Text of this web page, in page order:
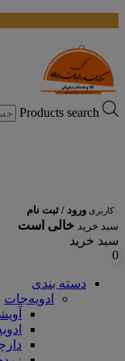
Products search
کاربری ورود / ثبت نام
سبد خرید خالی است
سبد خرید
0
دسته بندی
ادویه‌جات